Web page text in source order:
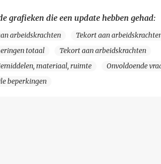
grafieken die een update hebben gehad:
arbeidskrachten
Tekort aan
totaal
Tekort aan arbeidskrachten
materiaal, ruimte
Onvoldoende
beperkingen